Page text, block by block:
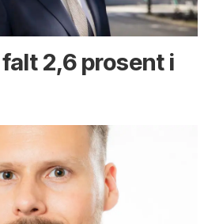
2,6 prosent i